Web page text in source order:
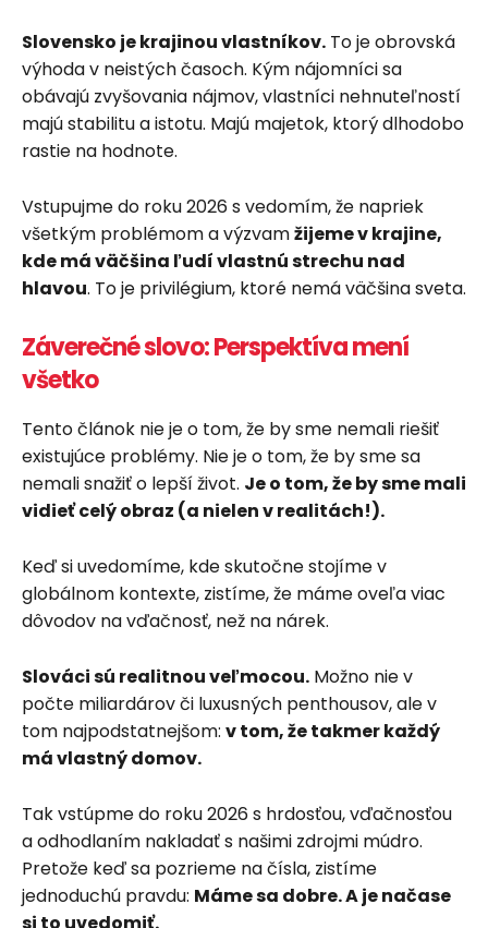
Slovensko je krajinou vlastníkov. To je obrovská
výhoda v neistých časoch. Kým nájomníci sa
obávajú zvyšovania nájmov, vlastníci nehnuteľností
majú stabilitu a istotu. Majú majetok, ktorý dlhodobo
rastie na hodnote.
Vstupujme do roku 2026 s vedomím, že napriek
všetkým problémom a výzvamžijeme v krajine,
kde má väčšina ľudí vlastnú strechu nad
hlavou. To je privilégium, ktoré nemá väčšina sveta.
Záverečné slovo: Perspektíva mení
všetko
Tento článok nie je o tom, že by sme nemali riešiť
existujúce problémy. Nie je o tom, že by sme sa
nemali snažiť o lepší život. Je o tom, že by sme mali
vidieť celý obraz (a nielen v realitách!).
Keď si uvedomíme, kde skutočne stojíme v
globálnom kontexte, zistíme, že máme oveľa viac
dôvodov na vďačnosť, než na nárek.
Slováci sú realitnou veľmocou. Možno nie v
počte miliardárov či luxusných penthousov, ale v
tom najpodstatnejšom: v tom, že takmer každý
má vlastný domov.
Tak vstúpme do roku 2026 s hrdosťou, vďačnosťou
a odhodlaním nakladať s našimi zdrojmi múdro.
Pretože keď sa pozrieme na čísla, zistíme
jednoduchú pravdu: Máme sa dobre. A je načase
si to uvedomiť.